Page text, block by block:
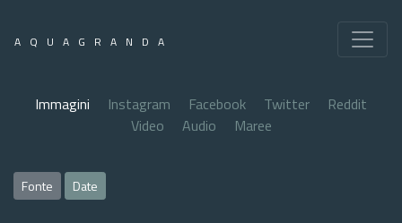
AQUAGRANDA
Immagini Instagram Facebook Twitter
Reddit
Video
Audio Maree
Fonte Date